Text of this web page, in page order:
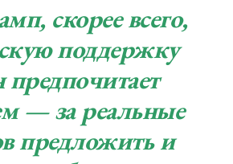
скорее всего,
поддержку
— за реальные
предложить и